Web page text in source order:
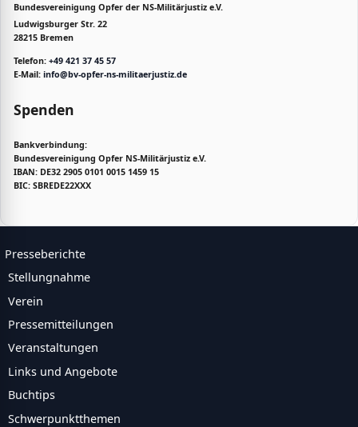
Bundesvereinigung Opfer der NS-Militärjustiz e.V.
Ludwigsburger Str. 22
28215 Bremen
Telefon: +49 421 37 45 57
E-Mail: info@bv-opfer-ns-militaerjustiz.de
Spenden
Bankverbindung:
Bundesvereinigung Opfer NS-Militärjustiz e.V.
IBAN: DE32 2905 0101 0015 1459 15
BIC: SBREDE22XXX
Presseberichte
Stellungnahme
Verein
Pressemitteilungen
Veranstaltungen
Links und Angebote
Buchtips
Schwerpunktthemen